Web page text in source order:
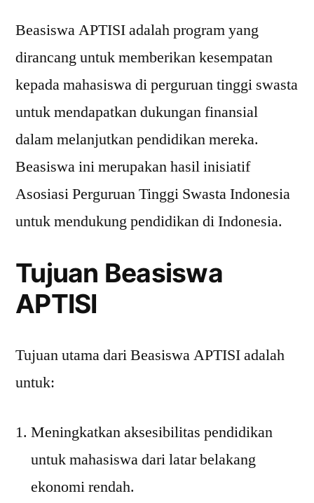
Beasiswa APTISI adalah program yang
dirancang untuk memberikan kesempatan
kepada mahasiswa di perguruan tinggi swasta
untuk mendapatkan dukungan finansial
dalam melanjutkan pendidikan mereka.
Beasiswa ini merupakan hasil inisiatif
Asosiasi Perguruan Tinggi Swasta Indonesia
untuk mendukung pendidikan di Indonesia.
Tujuan Beasiswa
APTISI
Tujuan utama dari Beasiswa APTISI adalah
untuk:
Meningkatkan aksesibilitas pendidikan
untuk mahasiswa dari latar belakang
ekonomi rendah.